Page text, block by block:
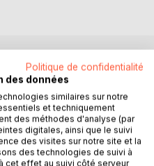
Victor Hugo paru en 1862.
et philosophique est
française. Victor
Paris et dans la France
Politique de confidentialité
des données
similaires sur notre
et techniquement
des méthodes d'analyse (par
digitales, ainsi que le suivi
des visites sur notre site et la
des technologies de suivi à
cet effet au suivi côté serveur